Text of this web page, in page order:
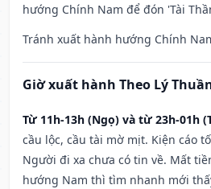
hướng Chính Nam để đón 'Tài
Tránh xuất hành hướng Chính
Giờ xuất hành Theo Lý
Từ 11h-13h (Ngọ) và từ 23h-01h
cầu lộc, cầu tài mờ mịt. Kiện cáo
Người đi xa chưa có tin về. Mất
hướng Nam thì tìm nhanh mới